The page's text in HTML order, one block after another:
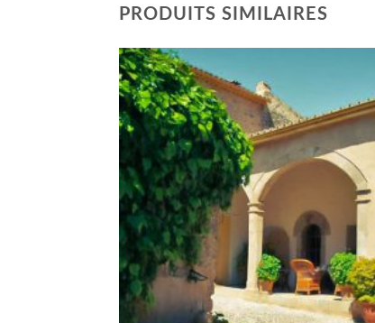
PRODUITS SIMILAIRES